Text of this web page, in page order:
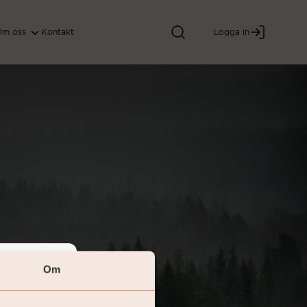
Om
oss Kontakt Logga in